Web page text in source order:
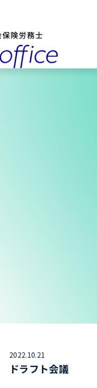
2022.10.21
ドラフト会議